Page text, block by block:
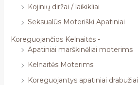
Kojinių diržai / laikikliai
Seksualūs Moteriški Apatiniai
Koreguojančios Kelnaitės -
Apatiniai marškinėliai moterims
Kelnaitės Moterims
Koreguojantys apatiniai drabužiai